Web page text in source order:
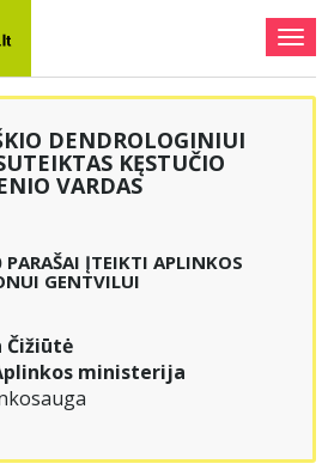
DENDROLOGINIUI
KĘSTUČIO
VARDAS
ĮTEIKTI APLINKOS
GENTVILUI
Čižiūtė
ministerija